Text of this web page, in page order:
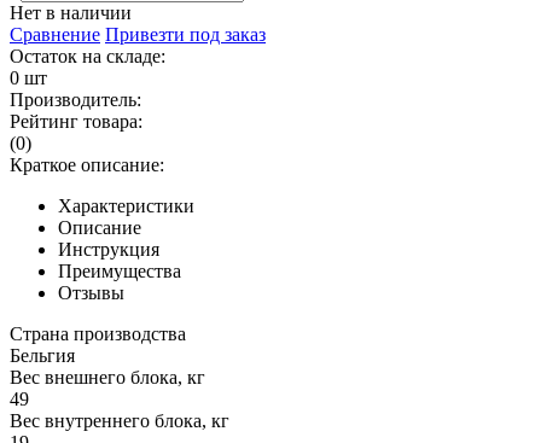
Нет в наличии
Сравнение Привезти под заказ
Остаток на складе:
0 шт
Производитель:
Рейтинг товара:
(0)
Краткое описание:
Характеристики
Описание
Инструкция
Преимущества
Отзывы
Страна производства
Бельгия
Вес внешнего блока, кг
49
Вес внутреннего блока, кг